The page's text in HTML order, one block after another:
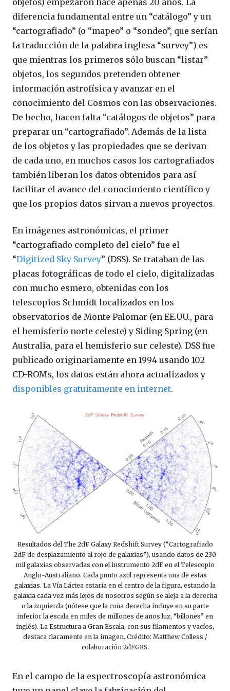
diferencia fundamental entre un “catálogo” y un
“cartografiado” (o “mapeo” o “sondeo”, que serían
la traducción de la palabra inglesa “survey”) es
que mientras los primeros sólo buscan “listar”
objetos, los segundos pretenden obtener
información astrofísica y avanzar en el
conocimiento del Cosmos con las observaciones.
De hecho, hacen falta “catálogos de objetos” para
preparar un “cartografiado”. Además de la lista
de los objetos y las propiedades que se derivan
de cada uno, en muchos casos los cartografiados
también liberan los datos obtenidos para así
facilitar el avance del conocimiento científico y
que los propios datos sirvan a nuevos proyectos.
En imágenes astronómicas, el primer
“cartografiado completo del cielo” fue el
“Digitized Sky Survey” (DSS). Se trataban de las
placas fotográficas de todo el cielo, digitalizadas
con mucho esmero, obtenidas con los
telescopios Schmidt localizados en los
observatorios de Monte Palomar (en EE.UU., para
el hemisferio norte celeste) y Siding Spring (en
Australia, para el hemisferio sur celeste). DSS fue
publicado originariamente en 1994 usando 102
CD-ROMs, los datos están ahora actualizados y
disponibles gratuitamente en internet.
Resultados del The 2dF Galaxy Redshift Survey (“Cartografiado
2dF de desplazamiento al rojo de galaxias”), usando datos de 230
mil galaxias observadas con el instrumento 2dF en el Telescopio
Anglo-Australiano. Cada punto azul representa una de estas
galaxias. La Vía Láctea estaría en el centro de la figura, estando la
galaxia cada vez más lejos de nosotros según se aleja a la derecha
o la izquierda (nótese que la cuña derecha incluye en su parte
inferior la escala en miles de millones de años luz, “billones” en
inglés). La Estructura a Gran Escala, con sus filamentos y vacíos,
destaca claramente en la imagen. Crédito: Matthew Colless /
colaboración 2dFGRS.
En el campo de la espectroscopía astronómica